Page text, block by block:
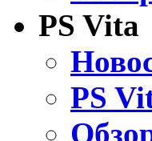
PS Vita
PS